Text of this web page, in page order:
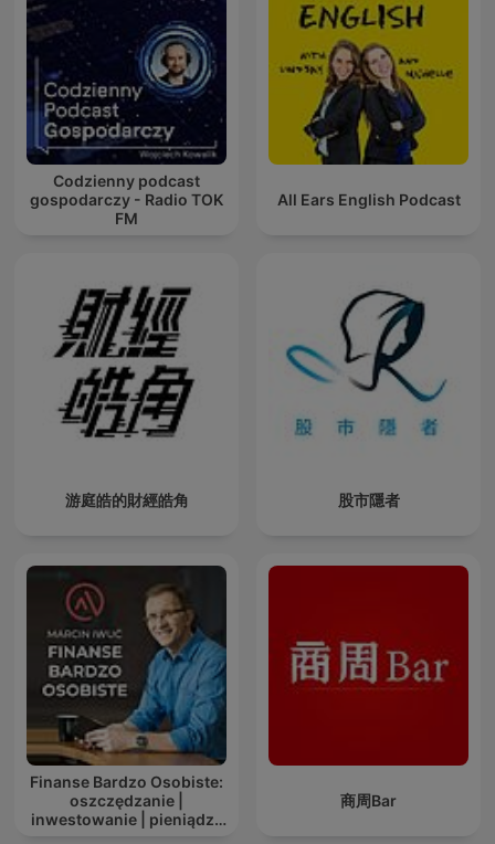
Codzienny podcast
gospodarczy - Radio TOK
FM
All Ears English Podcast
游庭皓的財經皓角 股市隱者
Finanse Bardzo Osobiste:
oszczędzanie |
inwestowanie | pieniądze
商周Bar